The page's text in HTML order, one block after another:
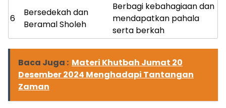
6
Bersedekah dan
Beramal Sholeh
Berbagi kebahagiaan dan
mendapatkan pahala
serta berkah
Baca Juga : Materi Khutbah Jumat 20
Desember 2024 Menghadapi Tantangan
Zaman